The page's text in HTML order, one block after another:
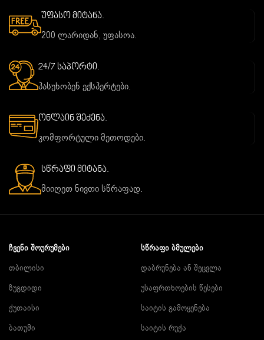
უფასო მიტანა.
200 ლარიდან, უფასოა.
24/7 საპორტი.
პასუხობენ ექსპერტები.
ონლაინ შეძენა.
კომფორტული მეთოდები.
სწრაფი მიტანა.
მიიღეთ ნივთი სწრაფად.
ᲩᲕᲔᲜᲘ ᲨᲝᲣᲠᲣᲛᲔᲑᲘ
თბილისი
ზუგდიდი
ქუთაისი
ბათუმი
ᲡᲬᲠᲐᲤᲘ ᲑᲛᲣᲚᲔᲑᲘ
დაბრუნება ან შეცვლა
უსაფრთხოების წესები
საიტის გამოყენება
საიტის რუქა